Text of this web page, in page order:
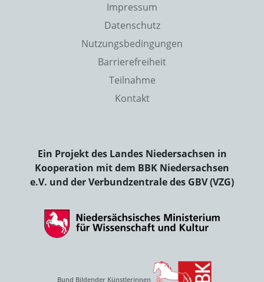
Impressum
Datenschutz
Nutzungsbedingungen
Barrierefreiheit
Teilnahme
Kontakt
Ein Projekt des Landes Niedersachsen in
Kooperation mit dem BBK Niedersachsen
e.V. und der Verbundzentrale des GBV (VZG)
Bund Bildender Künstlerinnen